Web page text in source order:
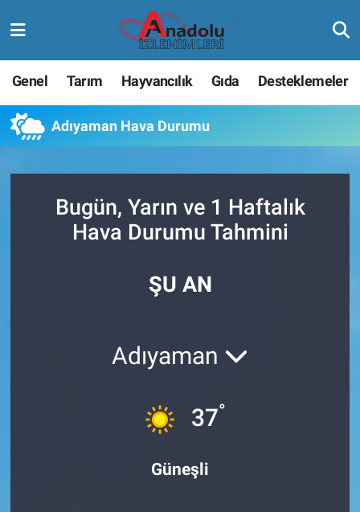
Genel Tarım Hayvancılık Gıda Desteklemeler
Adıyaman Hava Durumu
Bugün, Yarın ve 1 Haftalık
Hava Durumu Tahmini
ŞU AN
Adıyaman
37°
Güneşli